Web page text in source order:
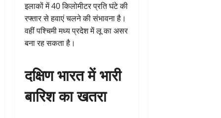
इलाकों में 40 किलोमीटर प्रति घंटे की
रफ्तार से हवाएं चलने की संभावना है।
वहीं पश्चिमी मध्य प्रदेश में लू का असर
बना रह सकता है।
दक्षिण भारत में भारी
बारिश का खतरा